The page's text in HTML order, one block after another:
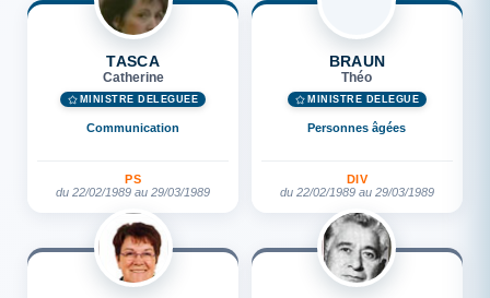
TASCA
Catherine
MINISTRE DÉLÉGUÉE
Communication
PS
du 22/02/1989 au 29/03/1989
BRAUN
Théo
MINISTRE DÉLÉGUÉ
Personnes âgées
DIV
du 22/02/1989 au 29/03/1989